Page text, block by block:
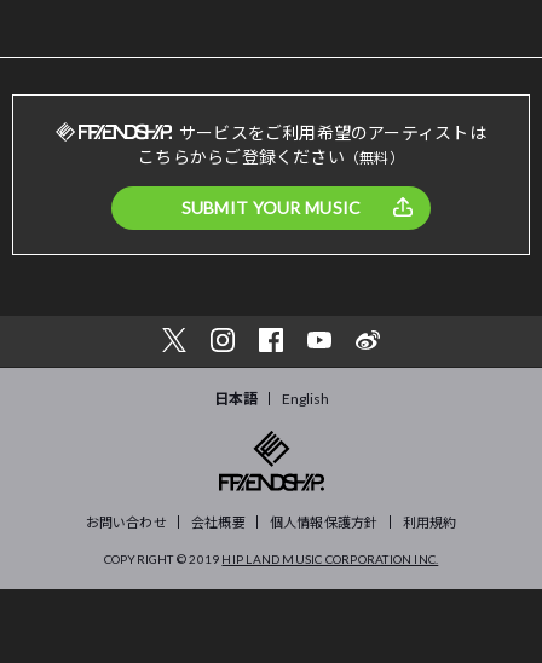
サービスをご利用希望のアーティストは
こちらからご登録ください （無料）
SUBMIT YOUR MUSIC
日本語 English
お問い合わせ 会社概要 個人情報保護方針 利用規約
COPYRIGHT © 2019 HIP LAND MUSIC CORPORATION INC.